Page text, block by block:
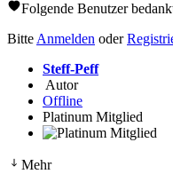
Folgende Benutzer
Bitte Anmelden oder
Steff-Peff
Autor
Offline
Platinum Mitglied
Mehr